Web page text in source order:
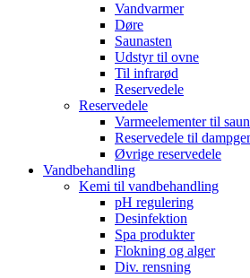
Vandvarmer
Døre
Saunasten
Udstyr til ovne
Til infrarød
Reservedele
Reservedele
Varmeelementer til
Reservedele til
Øvrige reservedele
Vandbehandling
Kemi til vandbehandling
pH regulering
Desinfektion
Spa produkter
Flokning og alger
Div. rensning